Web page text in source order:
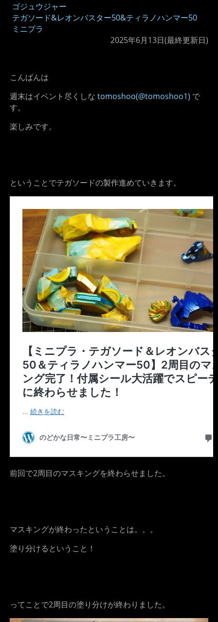
ゴジュウジャー
テガソード&レオンバスター50&ティラノハンマー50
ミニプラ
2025年6月13日(最終更新日)
こんばんは
週末はイベント尽くしな tomoshoo(@tomoshoo1) で
す。
楽しみです。
ということでテガソードの製作進めていきます。
前回で2周目のマスキングを終わらせました。
マスキングが終わったということは。。。
塗り分けるということ！
ってことで2周目の塗り分けが終わりました。